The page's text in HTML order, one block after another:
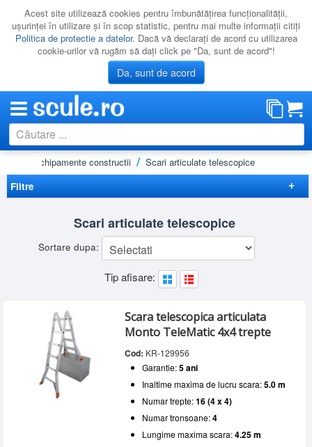
Acest site utilizează cookies pentru îmbunătăţirea funcţionalităţii,
uşurinţei în utilizare şi în scop statistic, pentru mai multe informaţii citiţi
Politica de protectie a datelor. Dacă vă declaraţi de acord cu utilizarea
cookie-urilor vă rugăm să daţi click pe "Da, sunt de acord"!
Da, sunt de acord
CATEGORII
PROMOTII
LICHIDARE
SERVICE
INCHIRIERI
CONTACT
echipamente constructii
Scari articulate telescopice
Filtre
5 - 6 m(2)
6 - 7 m(2)
Numar trepte
16 (4 x 4)
20 (4 x 5)
Numar tronsoane
(4)
Lungime maxima scara
4 - 5 m(2)
5 - 6 m
Sarcina maxima
150 kg
Scari articulate telescopice
Sortare dupa:
Tip afisare:
Scara telescopica articulata
Monto TeleMatic 4x4 trepte
Cod: KR-129956
Garantie:5 ani
Inaltime maxima de lucru scara:5.0 m
Numar trepte:16 (4 x 4)
Numar tronsoane:4
Lungime maxima scara:4.25 m